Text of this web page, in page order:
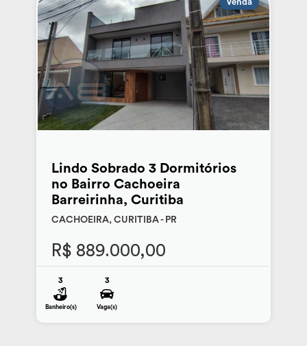
Lindo Sobrado 3 Dormitórios
no Bairro Cachoeira
Barreirinha, Curitiba
CACHOEIRA, CURITIBA - PR
R$ 889.000,00
3
Banheiro(s)
3
Vaga(s)